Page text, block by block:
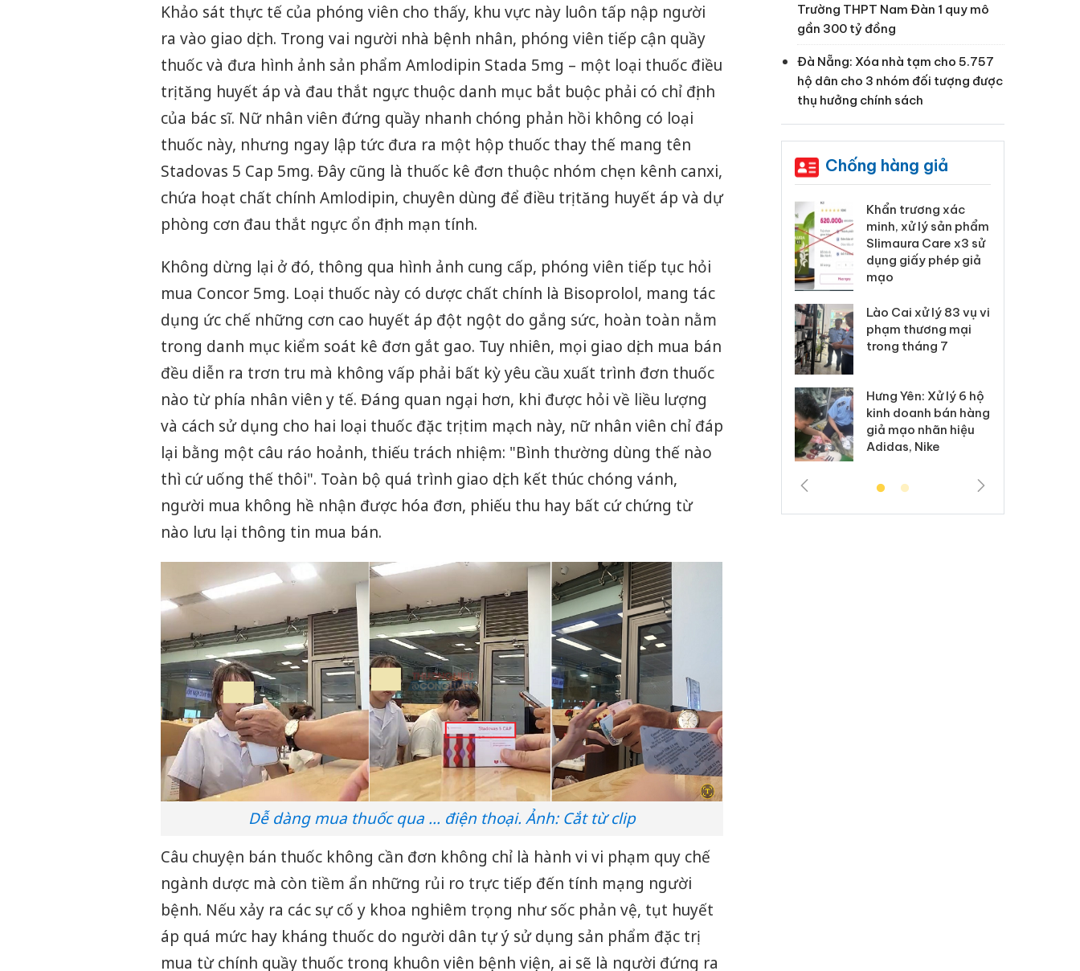
Khảo sát thực tế của phóng viên cho thấy, khu vực này luôn tấp nập người
ra vào giao dịch. Trong vai người nhà bệnh nhân, phóng viên tiếp cận quầy
thuốc và đưa hình ảnh sản phẩm Amlodipin Stada 5mg – một loại thuốc điều
trị tăng huyết áp và đau thắt ngực thuộc danh mục bắt buộc phải có chỉ định
của bác sĩ. Nữ nhân viên đứng quầy nhanh chóng phản hồi không có loại
thuốc này, nhưng ngay lập tức đưa ra một hộp thuốc thay thế mang tên
Stadovas 5 Cap 5mg. Đây cũng là thuốc kê đơn thuộc nhóm chẹn kênh canxi,
chứa hoạt chất chính Amlodipin, chuyên dùng để điều trị tăng huyết áp và dự
phòng cơn đau thắt ngực ổn định mạn tính.
Không dừng lại ở đó, thông qua hình ảnh cung cấp, phóng viên tiếp tục hỏi
mua Concor 5mg. Loại thuốc này có dược chất chính là Bisoprolol, mang tác
dụng ức chế những cơn cao huyết áp đột ngột do gắng sức, hoàn toàn nằm
trong danh mục kiểm soát kê đơn gắt gao. Tuy nhiên, mọi giao dịch mua bán
đều diễn ra trơn tru mà không vấp phải bất kỳ yêu cầu xuất trình đơn thuốc
nào từ phía nhân viên y tế. Đáng quan ngại hơn, khi được hỏi về liều lượng
và cách sử dụng cho hai loại thuốc đặc trị tim mạch này, nữ nhân viên chỉ đáp
lại bằng một câu ráo hoảnh, thiếu trách nhiệm: "Bình thường dùng thế nào
thì cứ uống thế thôi". Toàn bộ quá trình giao dịch kết thúc chóng vánh,
người mua không hề nhận được hóa đơn, phiếu thu hay bất cứ chứng từ
nào lưu lại thông tin mua bán.
Dễ dàng mua thuốc qua ... điện thoại. Ảnh: Cắt từ clip
Câu chuyện bán thuốc không cần đơn không chỉ là hành vi vi phạm quy chế
ngành dược mà còn tiềm ẩn những rủi ro trực tiếp đến tính mạng người
bệnh. Nếu xảy ra các sự cố y khoa nghiêm trọng như sốc phản vệ, tụt huyết
áp quá mức hay kháng thuốc do người dân tự ý sử dụng sản phẩm đặc trị
mua từ chính quầy thuốc trong khuôn viên bệnh viện, ai sẽ là người đứng ra
Trường THPT Nam Đàn 1 quy mô
gần 300 tỷ đồng
Đà Nẵng: Xóa nhà tạm cho 5.757
hộ dân cho 3 nhóm đối tượng được
thụ hưởng chính sách
Chống hàng giả
Cà Mau: Tiêu hủy
bảo vệ môi trường
kinh doanh
Công an Thanh Hóa
tìm bị hại trong vụ
án sản xuất, buôn
bán yến sào giả
Thanh Hóa: Tìm bị
hại trong vụ án buôn
bán bình sữa
Moyuum giả
Khẩn trương xác
minh, xử lý sản phẩm
Slimaura Care x3 sử
dụng giấy phép giả
mạo
Lào Cai xử lý 83 vụ vi
phạm thương mại
trong tháng 7
Hưng Yên: Xử lý 6 hộ
kinh doanh bán hàng
giả mạo nhãn hiệu
Adidas, Nike